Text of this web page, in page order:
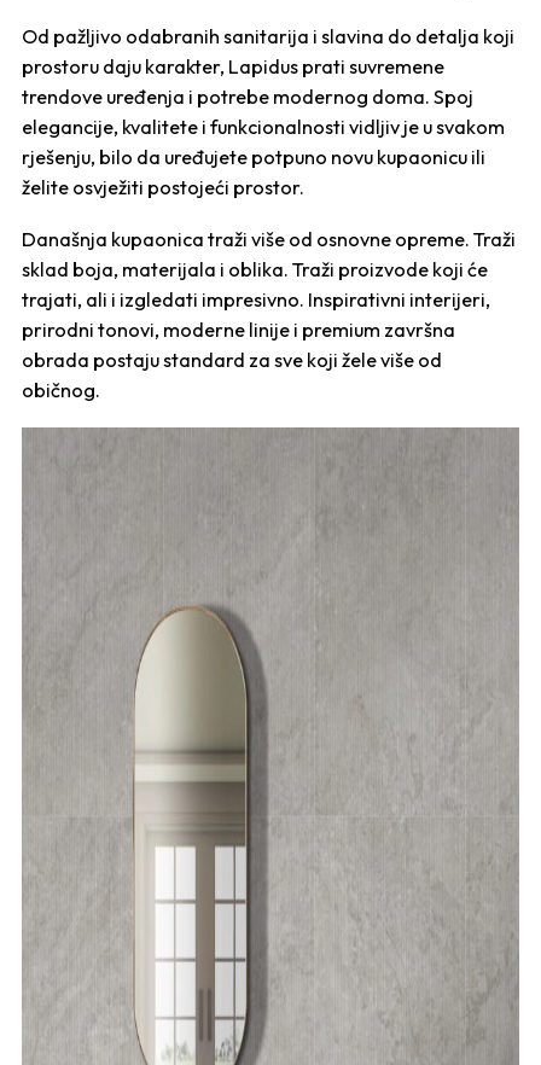
Od pažljivo odabranih sanitarija i slavina do detalja koji
prostoru daju karakter, Lapidus prati suvremene
trendove uređenja i potrebe modernog doma. Spoj
elegancije, kvalitete i funkcionalnosti vidljiv je u svakom
rješenju, bilo da uređujete potpuno novu kupaonicu ili
želite osvježiti postojeći prostor.
Današnja kupaonica traži više od osnovne opreme. Traži
sklad boja, materijala i oblika. Traži proizvode koji će
trajati, ali i izgledati impresivno. Inspirativni interijeri,
prirodni tonovi, moderne linije i premium završna
obrada postaju standard za sve koji žele više od
običnog.